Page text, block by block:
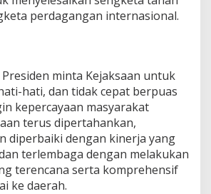
perdagangan internasional.
minta Kejaksaan untuk
hati, dan tidak cepat berpuas
kepercayaan masyarakat
terus dipertahankan,
diperbaiki dengan kinerja yang
terlembaga dengan melakukan
terencana serta komprehensif
ke daerah.